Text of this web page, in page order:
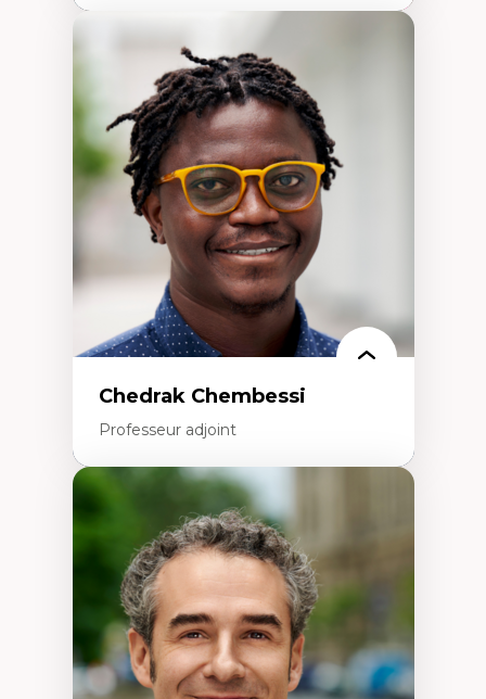
Expertises
Didactique des sciences – processus
d’enquête et culture scientifique
Éducation en milieu minoritaire –
construction identitaire et conscience
critique
Technologies éducatives – ludification et
programmation pédagogique
La langue dans toutes les matières –
environnement discursif et langage
scientifique
Chedrak Chembessi
Professeur adjoint
Économie circulaire
Modèles d’affaires durables
Histoire des faits économiques
Gestion durable des ressources naturelles
Écologie industrielle
Aménagement durable du territoire
Développement régional
Coopératives
Télétravail en milieu rural francophone
Transition socio-écologique